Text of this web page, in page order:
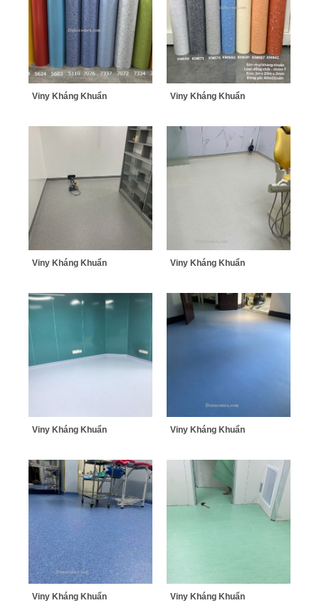
Viny Kháng Khuẩn Viny Kháng Khuẩn
Viny Kháng Khuẩn Viny Kháng Khuẩn
Viny Kháng Khuẩn Viny Kháng Khuẩn
Viny Kháng Khuẩn Viny Kháng Khuẩn